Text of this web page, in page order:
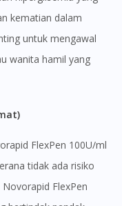
Singapore
our Malaysian
kematian dalam
untuk mengawal
wanita hamil yang
FlexPen 100U/ml
tidak ada risiko
FlexPen